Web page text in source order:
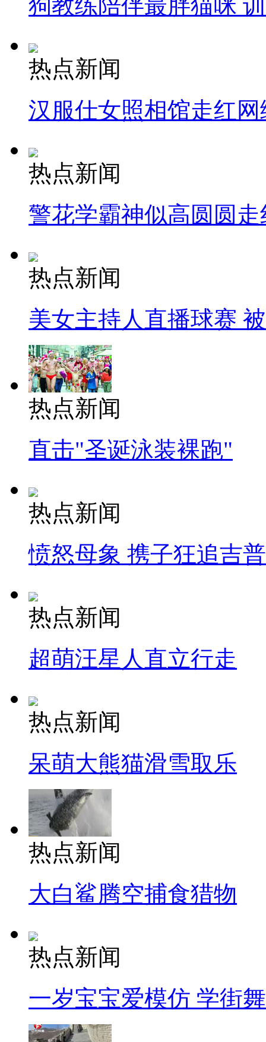
狗教练陪伴最胖猫咪
热点新闻
汉服仕女照相馆走红网
热点新闻
警花学霸神似高圆圆走
热点新闻
美女主持人直播球赛
热点新闻
直击"圣诞泳装裸跑"
热点新闻
愤怒母象 携子狂追吉
热点新闻
超萌汪星人直立行走
热点新闻
呆萌大熊猫滑雪取乐
热点新闻
大白鲨腾空捕食猎物
热点新闻
一岁宝宝爱模仿 学街